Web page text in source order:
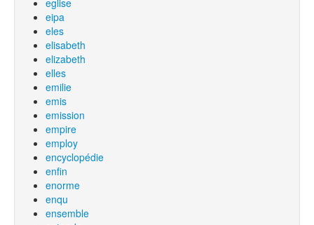
eglise
eipa
eles
elisabeth
elizabeth
elles
emilie
emis
emission
empire
employ
encyclopédie
enfin
enorme
enqu
ensemble